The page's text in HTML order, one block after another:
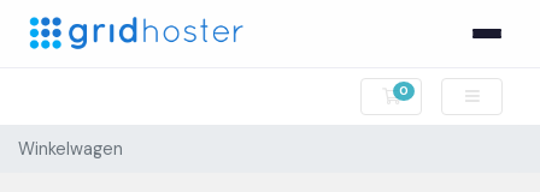
0
Winkelwagen
Winkelwagen